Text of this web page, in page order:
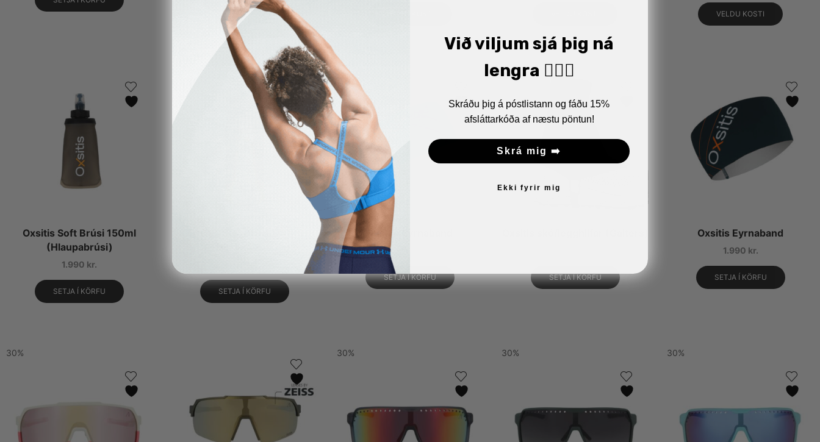
VELDU KOSTI
Oxsitis Soft Brúsi 150ml
(Hlaupabrúsi)
1.990 kr.
SETJA Í KÖRFU SETJA Í KÖRFU
Oxsitis Eyrnaband
SETJA Í KÖRFU SETJA Í KÖRFU
Oxsitis Eyrnaband
1.990 kr.
SETJA Í KÖRFU
30% 30% 30% 30%
Við viljum sjá þig ná
lengra 🏋🏼‍♂️
Skráðu þig á póstlistann og fáðu 15%
afsláttarkóða af næstu pöntun!
Skrá mig ➡️
Ekki fyrir mig